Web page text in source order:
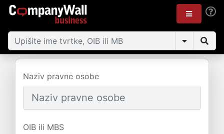
Naziv pravne osobe
OIB ili MBS